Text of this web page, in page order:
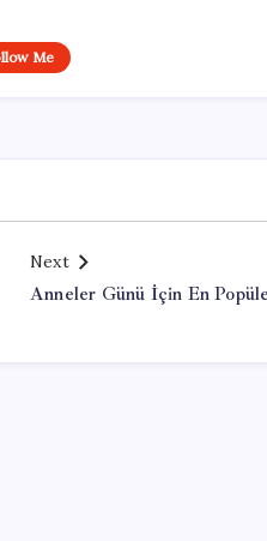
Me
Next
Anneler Günü İçin En